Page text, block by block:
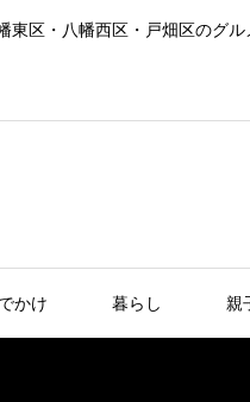
区・八幡西区・戸畑区のグ
かけ 暮らし 親